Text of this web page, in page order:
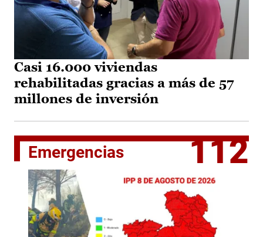
Casi 16.000 viviendas
rehabilitadas gracias a más de 57
millones de inversión
Emergencias 112